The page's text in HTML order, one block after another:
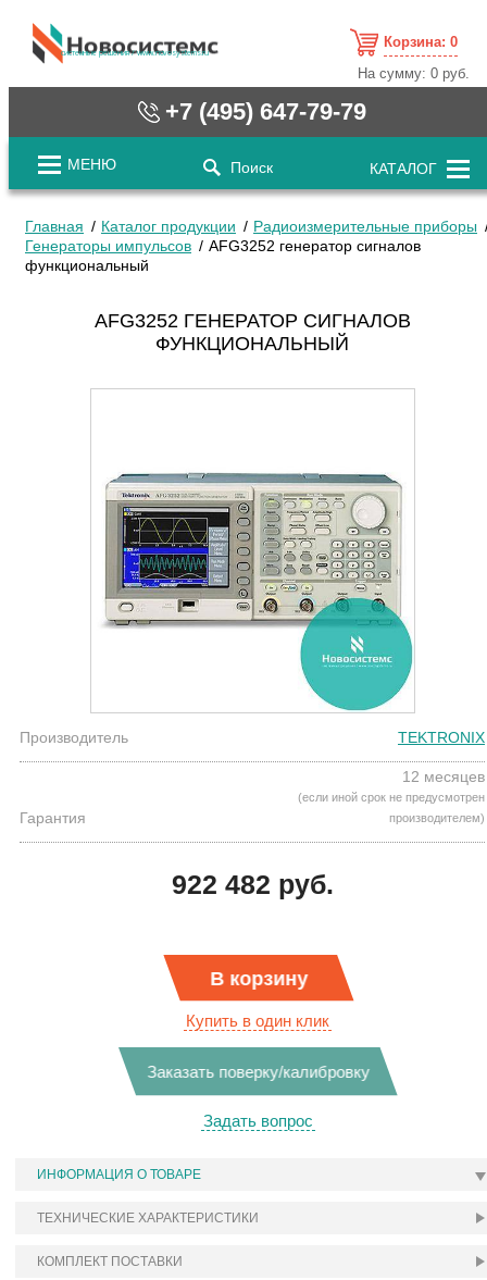
cистемные решения / www.novosystems.ru
Корзина: 0
На сумму:0 руб.
+7 (495) 647-79-79
МЕНЮ Поиск КАТАЛОГ
Главная Каталог продукции
Радиоизмерительные приборы
Генераторы импульсов
AFG3252 генератор сигналов
функциональный
AFG3252 ГЕНЕРАТОР СИГНАЛОВ
ФУНКЦИОНАЛЬНЫЙ
Производитель TEKTRONIX
Гарантия
12 месяцев
(если иной срок не предусмотрен
производителем)
922 482 руб.
В корзину
Купить в один клик
Заказать поверку/калибровку
Задать вопрос
ИНФОРМАЦИЯ О ТОВАРЕ
ТЕХНИЧЕСКИЕ ХАРАКТЕРИСТИКИ
КОМПЛЕКТ ПОСТАВКИ